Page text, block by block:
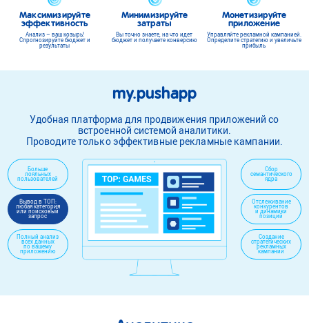
Максимизируйте
эффективность
Анализ – ваш козырь!
Спрогнозируйте бюджет и
результаты
Минимизируйте
затраты
Вы точно знаете, на что идет
бюджети получаете конверсию
Монетизируйте
приложение
Управляйте рекламной кампанией.
Определите стратегию и увеличьте
прибыль
my.pushapp
Удобная платформа для продвижения приложений со
встроенной системой аналитики.
Проводите только эффективные рекламные кампании.
Больше
лояльных
пользователей
Вывод в ТОП:
любая категория
или поисковый
запрос
Полный анализ
всех данных
по вашему
приложению
Сбор
семантического
ядра
Отслеживание
конкурентов
и динамики
позиций
Создание
стратегических
рекламных
кампаний